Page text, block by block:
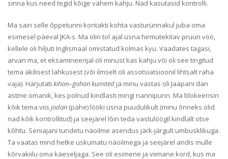
sinna kus need tegid kõige vähem kahju. Nad kasutasid kontrolli.
Ma sain selle õppetunni kontakti kohta vasturünnakul juba oma
esimesel päeval JKA-s. Ma olin tol ajal üsna hirmutekitav pruun vöö,
kellele oli hiljuti Inglismaal omistatud kolmas kyu. Vaadates tagasi,
arvan ma, et eksamineerijal oli minust kas kahju või oli see tingitud
tema äkilisest lahkusest (või ilmselt oli assotsiatsioonil lihtsalt raha
vaja). Harjutati kihon–gohonkumited ja minu vastas oli Jaapani dan
astme omanik, kes polnud kindlasti mingi nannipunn. Ma blokeerisin
kõik tema viis jodan (pähe) lööki üsna puudulikult (minu õnneks olid
nad kõik kontrollitud) ja seejärel lõin teda vastulöögil kindlalt otse
kõhtu. Seniajani tundetu näoilme asendus järk-järgult umbusklikuga.
Ta vaatas mind hetke uskumatu näoilmega ja seejärel andis mulle
kõrvakiilu oma käeseljaga. See oli esimene ja viimane kord, kus ma